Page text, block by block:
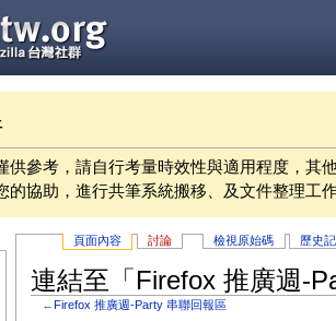
供參考，請自行考量時效性與適用程度，其
的協助，進行共筆系統搬移、及文件整理工
頁面內容 討論 檢視原始碼 歷史
連結至「Firefox 推廣週-
← Firefox 推廣週-Party 串聯回報區